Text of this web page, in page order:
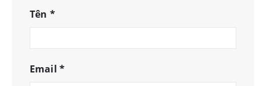
Tên *
Email *